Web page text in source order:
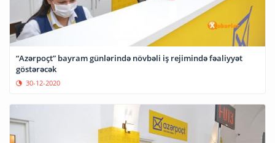
“Azərpoçt” bayram günlərində növbəli iş rejimində fəaliyyət
göstərəcək
30-12-2020